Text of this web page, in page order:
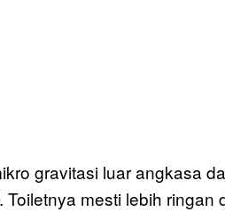
gravitasi luar angkasa
mesti lebih ringan